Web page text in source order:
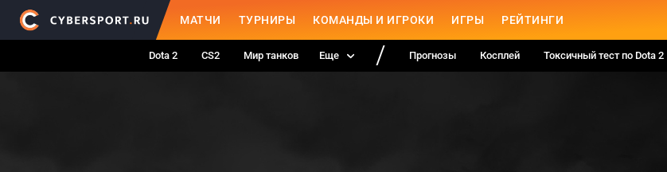
МАТЧИ ТУРНИРЫ КОМАНДЫ И ИГРОКИ ИГРЫ РЕЙТИНГИ
Dota 2 CS2 Мир танков Еще Прогнозы Косплей Токсичный тест по Dota 2